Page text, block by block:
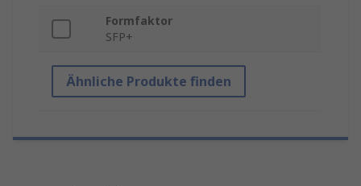
Formfaktor
SFP+
Ähnliche Produkte finden